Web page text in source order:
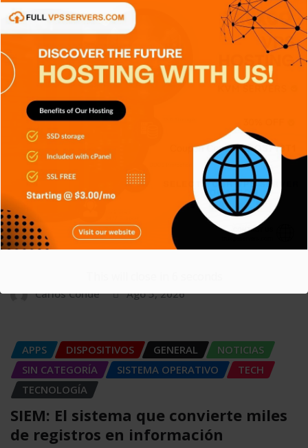
APPS DISPOSITIVOS
NOTICIAS
SERIES
SERVICIOS DE TRANSMISIÓN
SIN CATEGORÍA
TECH TECNOLOGÍA
Criptografía de Curva Elíptica (ECC):
Más seguridad
Carlos Conde
APPS GENERAL NOTICIAS
SERIES
SIN CATEGORÍA
SISTEMA OPERATIVO
TECH
TECNOLOGÍA
Git: La herramienta que transformó
Carlos Conde Ago 5, 2026
APPS DISPOSITIVOS GENERAL
NOTICIAS
SIN CATEGORÍA
SISTEMA OPERATIVO
TECH
TECNOLOGÍA
SIEM: El sistema que convierte miles
de registros en información